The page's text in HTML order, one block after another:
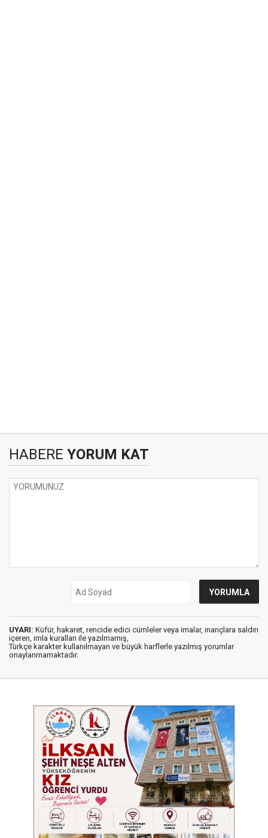
HABERE YORUM KAT
UYARI: Küfür, hakaret, rencide edici cümleler veya imalar, inançlara saldırı
içeren, imla kuralları ile yazılmamış,
Türkçe karakter kullanılmayan ve büyük harflerle yazılmış yorumlar
onaylanmamaktadır.